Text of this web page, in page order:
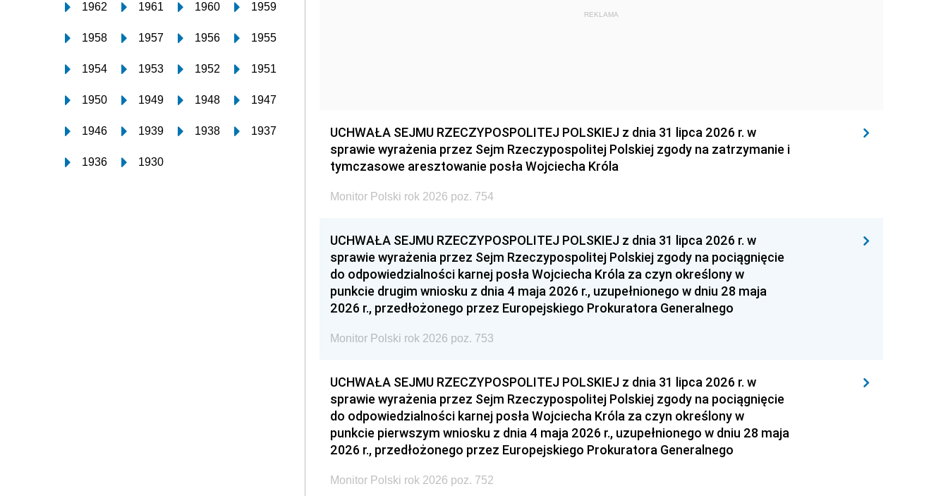
1962 1961 1960 1959
1958 1957 1956 1955
1954 1953 1952 1951
1950 1949 1948 1947
1946 1939 1938 1937
1936 1930
REKLAMA
UCHWAŁA SEJMU RZECZYPOSPOLITEJ POLSKIEJ z dnia 31 lipca 2026 r. w
sprawie wyrażenia przez Sejm Rzeczypospolitej Polskiej zgody na zatrzymanie i
tymczasowe aresztowanie posła Wojciecha Króla
Monitor Polski rok 2026 poz. 754
UCHWAŁA SEJMU RZECZYPOSPOLITEJ POLSKIEJ z dnia 31 lipca 2026 r. w
sprawie wyrażenia przez Sejm Rzeczypospolitej Polskiej zgody na pociągnięcie
do odpowiedzialności karnej posła Wojciecha Króla za czyn określony w
punkcie drugim wniosku z dnia 4 maja 2026 r., uzupełnionego w dniu 28 maja
2026 r., przedłożonego przez Europejskiego Prokuratora Generalnego
Monitor Polski rok 2026 poz. 753
UCHWAŁA SEJMU RZECZYPOSPOLITEJ POLSKIEJ z dnia 31 lipca 2026 r. w
sprawie wyrażenia przez Sejm Rzeczypospolitej Polskiej zgody na pociągnięcie
do odpowiedzialności karnej posła Wojciecha Króla za czyn określony w
punkcie pierwszym wniosku z dnia 4 maja 2026 r., uzupełnionego w dniu 28 maja
2026 r., przedłożonego przez Europejskiego Prokuratora Generalnego
Monitor Polski rok 2026 poz. 752